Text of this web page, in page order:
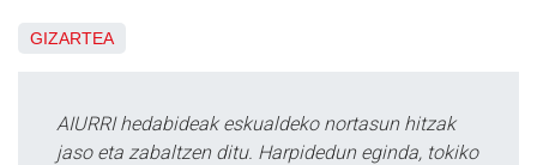
GIZARTEA
AIURRI hedabideak eskualdeko nortasun hitzak
jaso eta zabaltzen ditu. Harpidedun eginda, tokiko